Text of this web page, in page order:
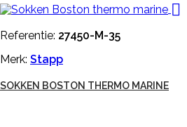

Referentie: 27450-M-35
Merk: Stapp
SOKKEN BOSTON THERMO MARINE